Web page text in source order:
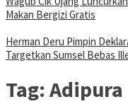
Makan Bergizi Gratis
Herman Deru Pimpin
Targetkan Sumsel Bebas
Tag: Adipura